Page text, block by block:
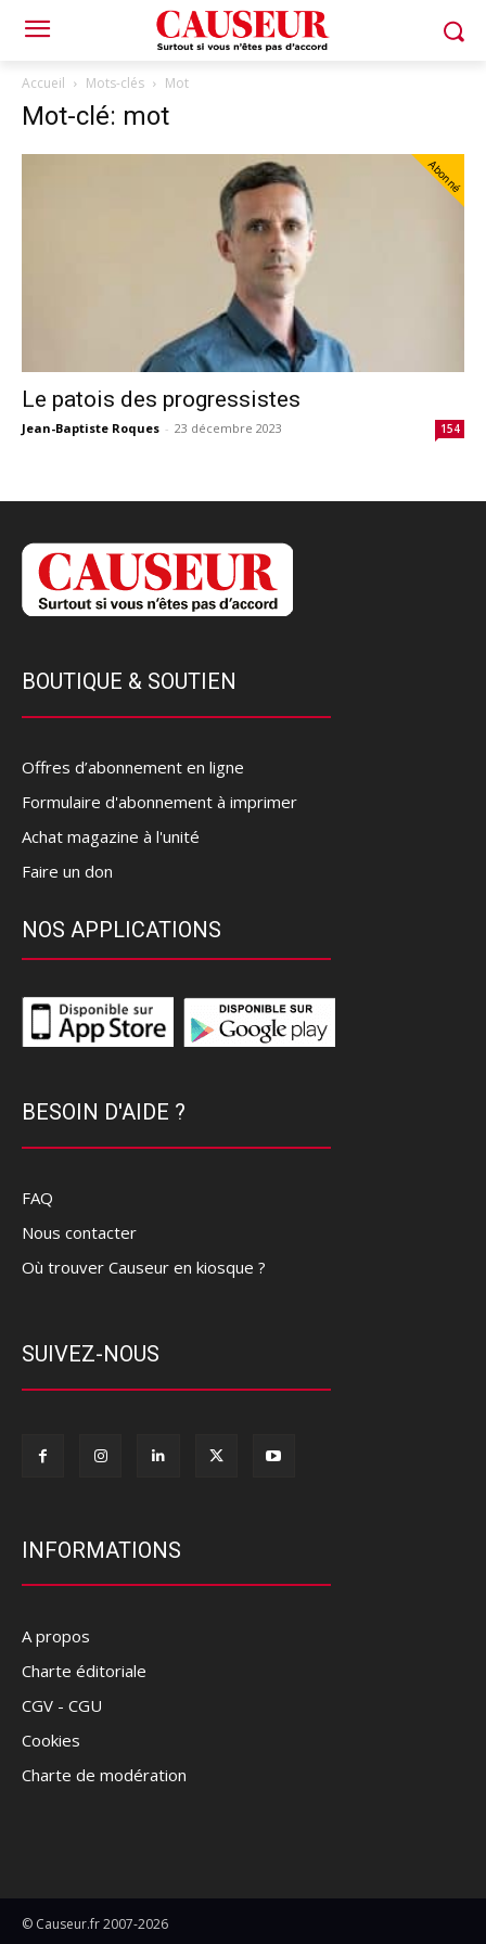
Accueil Mots-clés Mot
Mot-clé: mot
Abonné
Le patois des progressistes
Jean-Baptiste Roques - 23 décembre 2023 154
BOUTIQUE & SOUTIEN
Offres d’abonnement en ligne
Formulaire d'abonnement à imprimer
Achat magazine à l'unité
Faire un don
NOS APPLICATIONS
BESOIN D'AIDE ?
FAQ
Nous contacter
Où trouver Causeur en kiosque ?
SUIVEZ-NOUS
INFORMATIONS
A propos
Charte éditoriale
CGV - CGU
Cookies
Charte de modération
© Causeur.fr 2007-2026